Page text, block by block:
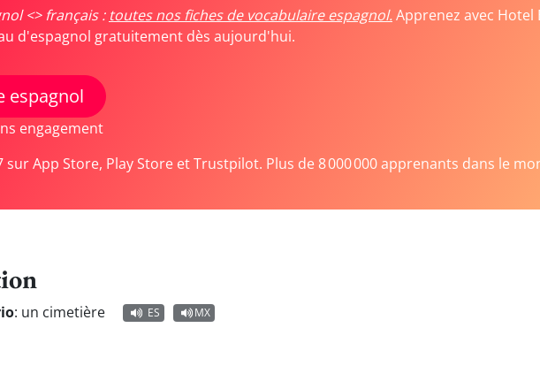
<> français : toutes nos fiches de vocabulaire espagnol.Apprenez avec
d'espagnol gratuitement dès aujourd'hui.
espagnol
engagement
sur App Store, Play Store et Trustpilot. Plus de 8 000 000 apprenants dans le
: un cimetière ES MX